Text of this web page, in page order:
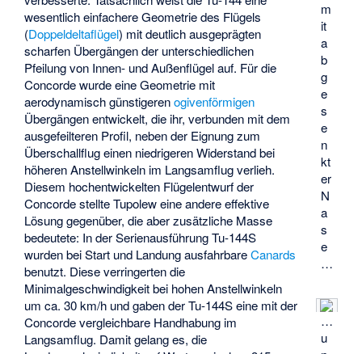
m
it
a
b
g
e
s
e
n
kt
er
N
a
s
e
…
…
u
wesentlich einfachere Geometrie des Flügels
(Doppeldeltaflügel) mit deutlich ausgeprägten
scharfen Übergängen der unterschiedlichen
Pfeilung von Innen- und Außenflügel auf. Für die
Concorde wurde eine Geometrie mit
aerodynamisch günstigerenogivenförmigen
Übergängen entwickelt, die ihr, verbunden mit dem
ausgefeilteren Profil, neben der Eignung zum
Überschallflug einen niedrigeren Widerstand bei
höheren Anstellwinkeln im Langsamflug verlieh.
Diesem hochentwickelten Flügelentwurf der
Concorde stellte Tupolew eine andere effektive
Lösung gegenüber, die aber zusätzliche Masse
bedeutete: In der Serienausführung Tu-144S
wurden bei Start und Landung ausfahrbareCanards
benutzt. Diese verringerten die
Minimalgeschwindigkeit bei hohen Anstellwinkeln
um ca. 30 km/h und gaben der Tu-144S eine mit der
Concorde vergleichbare Handhabung im
Langsamflug. Damit gelang es, die